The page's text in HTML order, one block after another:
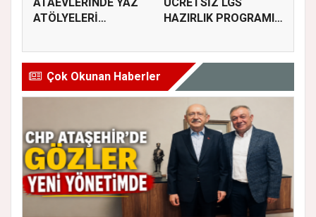
ATÖLYELERİ
HAZIRLIK PROGRAMI
Çok Okunan Haberler